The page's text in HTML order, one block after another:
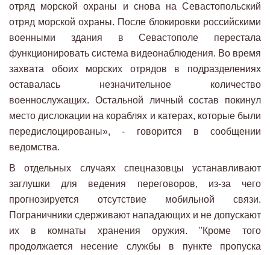
отряд морской охраны и снова на Севастопольский
отряд морской охраны. После блокировки российскими
военными здания в Севастополе перестала
функционировать система видеонаблюдения. Во время
захвата обоих морских отрядов в подразделениях
оставалась незначительное количество
военнослужащих. Остальной личный состав покинул
место дислокации на кораблях и катерах, которые были
передислоцированы», - говорится в сообщении
ведомства.
В отдельных случаях спецназовцы устанавливают
заглушки для ведения переговоров, из-за чего
прогнозируется отсутствие мобильной связи.
Пограничники сдерживают нападающих и не допускают
их в комнаты хранения оружия. "Кроме того
продолжается несение службы в пункте пропуска